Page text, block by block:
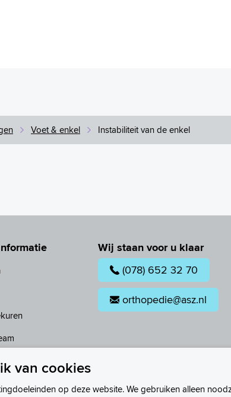
Voet & enkel Instabiliteit van de enkel
Wij staan voor u klaar
(078) 652 32 70
orthopedie@asz.nl
van cookies
op deze website. We gebruiken alleen